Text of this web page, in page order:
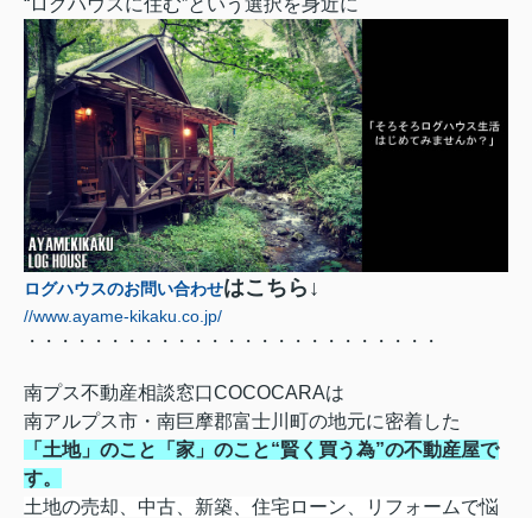
“ログハウスに住む”という選択を身近に
ログハウスのお問い合わせはこちら↓
//www.ayame-kikaku.co.jp/
・・・・・・・・・・・・・・・・・・・・・・・・・
南プス不動産相談窓口COCOCARAは
南アルプス市・南巨摩郡富士川町の地元に密着した
「土地」のこと「家」のこと“賢く買う為”の不動産屋で
す。
土地の売却、中古、新築、住宅ローン、
リフォームで悩